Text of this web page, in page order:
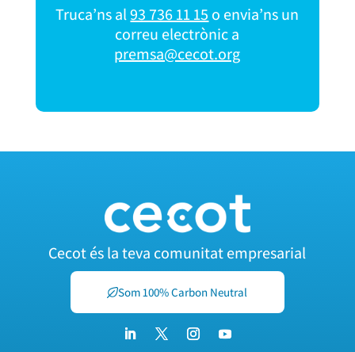
Truca’ns al93 736 11 15 o envia’ns un
correu electrònic a
premsa@cecot.org
Cecot és la teva comunitat empresarial
Som 100% Carbon Neutral